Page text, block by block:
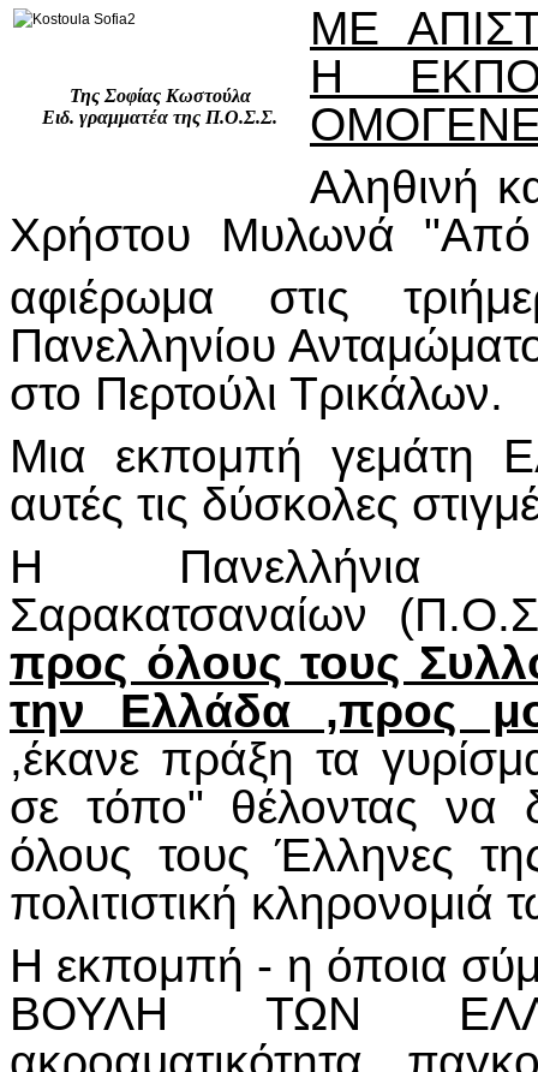
Της Σοφίας Κωστούλα
Ειδ. γραμματέα της Π.Ο.Σ.Σ.
ΜΕ
Η
Αληθινή
Χρήστου Μυλωνά
αφιέρωμα στις
Πανελληνίου
στο Περτούλι Τρικάλων.
Μια εκπομπή γεμάτη
αυτές τις δύσκολες
Η Πανελλήνια
Σαρακατσαναίων
προς όλους τους
την Ελλάδα ,προς
,έκανε πράξη τα
σε τόπο" θέλοντας να
όλους τους Έλληνες
πολιτιστική
Η εκπομπή - η όποια
ΒΟΥΛΗ ΤΩΝ
ακροαματικότητα